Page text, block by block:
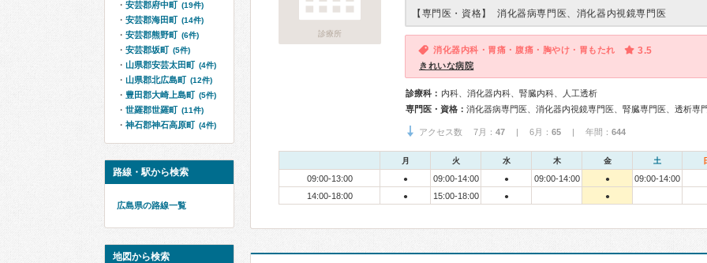
診療所
【専門医・資格】 消化器病専門医、消化器内視鏡専門医
消化器内科・胃痛・腹痛・胸やけ・胃もたれ 3.5
きれいな病院
診療科： 内科、消化器内科、腎臓内科、人工透析
専門医・資格： 消化器病専門医、消化器内視鏡専門医、腎臓専門医、透析専
アクセス数 7月： 47 | 6月： 65 | 年間： 644
月 火 水 木 金 土
09:00-13:00 ● 09:00-14:00 ● 09:00-14:00 ●
09:00-14:00
14:00-18:00
● 15:00-18:00 ● ●
安芸郡府中町 (19件)
安芸郡海田町 (14件)
安芸郡熊野町 (6件)
安芸郡坂町 (5件)
山県郡安芸太田町 (4件)
山県郡北広島町 (12件)
豊田郡大崎上島町 (5件)
世羅郡世羅町 (11件)
神石郡神石高原町 (4件)
路線・駅から検索
広島県の路線一覧
地図から検索